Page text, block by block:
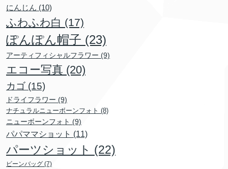
にんじん (10)
ふわふわ白 (17)
ぽんぽん帽子 (23)
アーティフィシャルフラワー (9)
エコー写真 (20)
カゴ (15)
ドライフラワー (9)
ナチュラルニューボーンフォト (8)
ニューボーンフォト (9)
パパママショット (11)
パーツショット (22)
ビーンバッグ (7)